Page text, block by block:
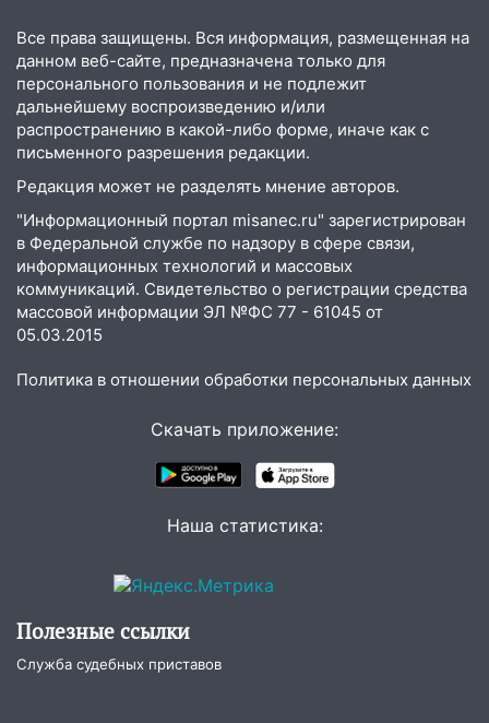
15:59
Ульяновец отдал более 14
миллионов рублей за криминальное
покровительство
15:32 На «кольце» кроссовер сбил 18-
летнего мопедиста
15:00
В Ульяновске после тройного ДТП
госпитализировали 25-летнего байкера
14:32 На Ульяновскую область
надвигается жара
14:08
Пешеход переходил по «зебре»:
подробности серьезной аварии на
В Димитровграде на улице
Трудовой горело здание
Водитель без прав врезался в
припаркованный автомобиль
Переезжал «зебру» на
Вспыхнул изнутри: в
11:33 В Засвияжье под колёса авто
попал мужчина
Все права защищены. Вся информация, размещенная на
данном веб-сайте, предназначена только для
персонального пользования и не подлежит
дальнейшему воспроизведению и/или
распространению в какой-либо форме, иначе как с
письменного разрешения редакции.
Редакция может не разделять мнение авторов.
"Информационный портал misanec.ru" зарегистрирован
в Федеральной службе по надзору в сфере связи,
информационных технологий и массовых
коммуникаций. Свидетельство о регистрации средства
массовой информации ЭЛ №ФС 77 - 61045 от
05.03.2015
Политика в отношении обработки персональных данных
Скачать приложение:
Наша статистика:
Полезные ссылки
Служба судебных приставов